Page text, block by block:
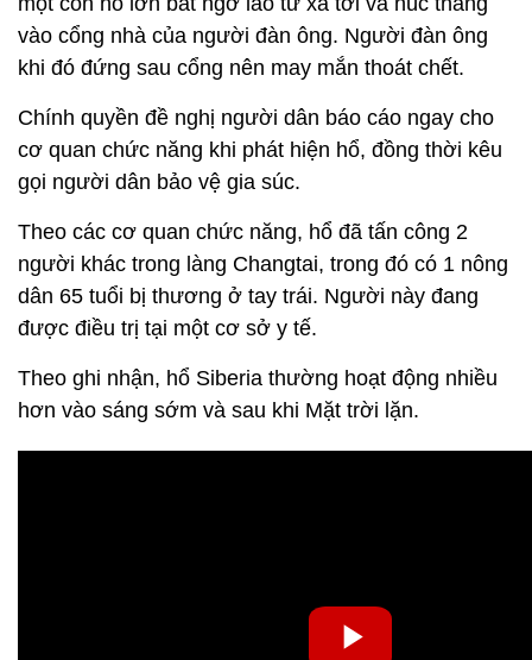
vào cổng nhà của người đàn ông. Người đàn ông
khi đó đứng sau cổng nên may mắn thoát chết.
Chính quyền đề nghị người dân báo cáo ngay cho
cơ quan chức năng khi phát hiện hổ, đồng thời kêu
gọi người dân bảo vệ gia súc.
Theo các cơ quan chức năng, hổ đã tấn công 2
người khác trong làng Changtai, trong đó có 1 nông
dân 65 tuổi bị thương ở tay trái. Người này đang
được điều trị tại một cơ sở y tế.
Theo ghi nhận, hổ Siberia thường hoạt động nhiều
hơn vào sáng sớm và sau khi Mặt trời lặn.